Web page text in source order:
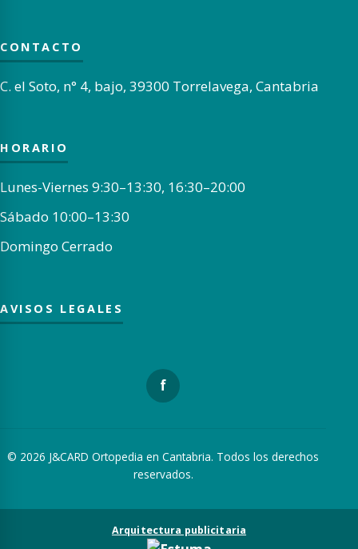
CONTACTO
C. el Soto, n° 4, bajo, 39300 Torrelavega, Cantabria
HORARIO
Lunes-Viernes 9:30–13:30, 16:30–20:00
Sábado 10:00–13:30
Domingo Cerrado
AVISOS LEGALES
f
© 2026 J&CARD Ortopedia en Cantabria. Todos los derechos
reservados.
Arquitectura publicitaria